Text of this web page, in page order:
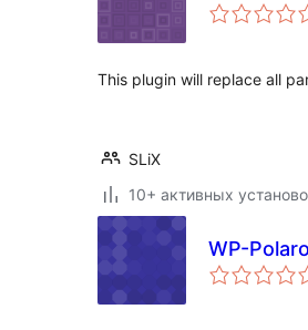
This plugin will replace all
SLiX
10+ активных
WP-